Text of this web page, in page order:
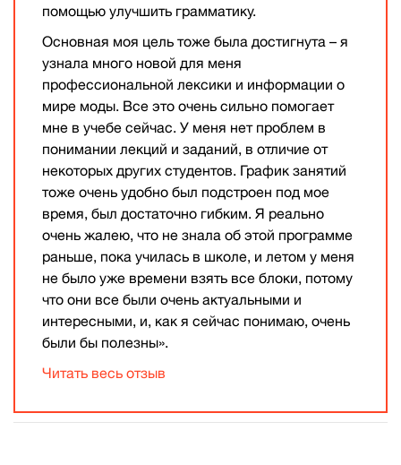
помощью улучшить грамматику.
Основная моя цель тоже была достигнута – я
узнала много новой для меня
профессиональной лексики и информации о
мире моды. Все это очень сильно помогает
мне в учебе сейчас. У меня нет проблем в
понимании лекций и заданий, в отличие от
некоторых других студентов. График занятий
тоже очень удобно был подстроен под мое
время, был достаточно гибким. Я реально
очень жалею, что не знала об этой программе
раньше, пока училась в школе, и летом у меня
не было уже времени взять все блоки, потому
что они все были очень актуальными и
интересными, и, как я сейчас понимаю, очень
были бы полезны».
Читать весь отзыв